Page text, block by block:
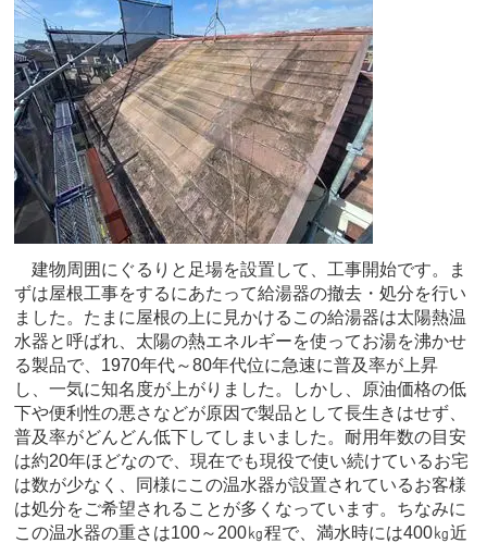
建物周囲にぐるりと足場を設置して、工事開始です。ま
ずは屋根工事をするにあたって給湯器の撤去・処分を行い
ました。たまに屋根の上に見かけるこの給湯器は太陽熱温
水器と呼ばれ、太陽の熱エネルギーを使ってお湯を沸かせ
る製品で、1970年代～80年代位に急速に普及率が上昇
し、一気に知名度が上がりました。しかし、原油価格の低
下や便利性の悪さなどが原因で製品として長生きはせず、
普及率がどんどん低下してしまいました。耐用年数の目安
は約20年ほどなので、現在でも現役で使い続けているお宅
は数が少なく、同様にこの温水器が設置されているお客様
は処分をご希望されることが多くなっています。ちなみに
この温水器の重さは100～200㎏程で、満水時には400㎏近